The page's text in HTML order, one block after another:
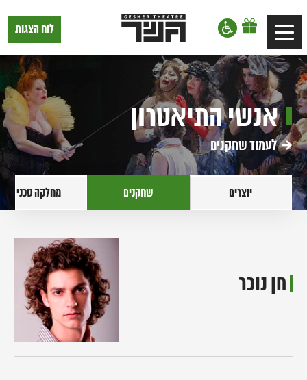
דלג לסרגל הניווט
דלג לתוכן
Toggle
navigation
תיאטרון
גשר,
בתל
אביב
לוח הצגות
אנשי התיאטרון
לעמוד שחקנים
יוצרים שחקנים מחלקה טכנית
חן נוכר